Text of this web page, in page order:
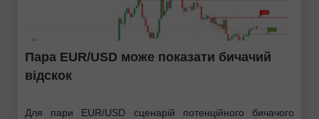
Пара EUR/USD може показати бичачий
відскок
Для пари EUR/USD сценарій потенційного бичачого